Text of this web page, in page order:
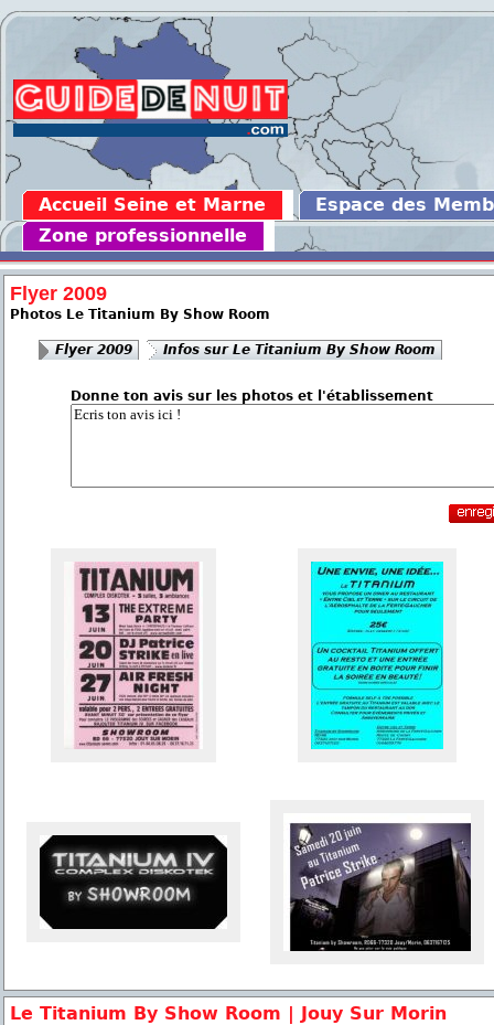
Accueil Seine et Marne
Espace des
Zone professionnelle
Flyer 2009
Photos Le Titanium By Show Room
Flyer 2009 Infos sur Le Titanium By Show Room
Donne ton avis sur les photos et l'établissement
Le Titanium By Show Room | Jouy Sur Morin